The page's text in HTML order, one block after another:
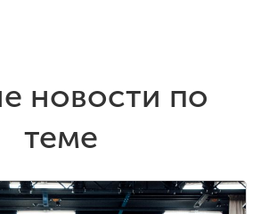
новости по
теме